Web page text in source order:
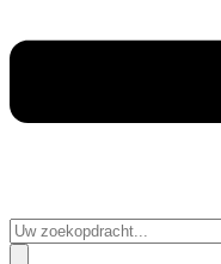
Search
...